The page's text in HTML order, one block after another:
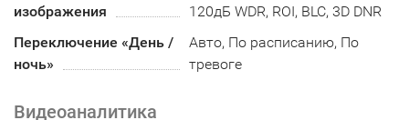
изображения
120дБ WDR, ROI, BLC, 3D DNR
Переключение «День /
ночь»
Авто, По расписанию, По
тревоге
Видеоаналитика